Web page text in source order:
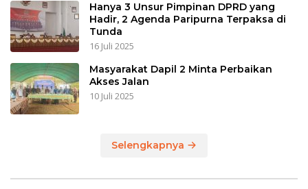
Hanya 3 Unsur Pimpinan DPRD yang
Hadir, 2 Agenda Paripurna Terpaksa di
Tunda
16 Juli 2025
Masyarakat Dapil 2 Minta Perbaikan
Akses Jalan
10 Juli 2025
Selengkapnya